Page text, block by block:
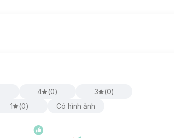
4 (0) 3 (0)
1
(0) Có hình ảnh